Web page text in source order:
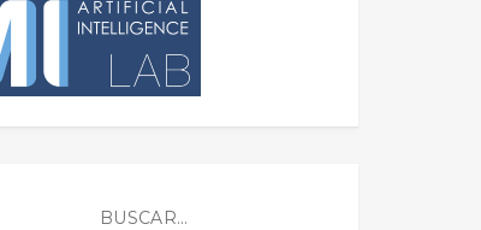
BUSCAR...